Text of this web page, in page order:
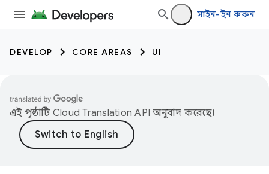
সাইন-ইন করুন
DEVELOP CORE AREAS UI
এই পৃষ্ঠাটি Cloud Translation API অনুবাদ করেছে।